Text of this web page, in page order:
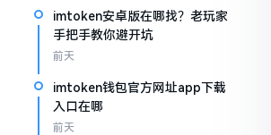
imtoken安卓版在哪找？老玩家
手把手教你避开坑
前天
imtoken钱包官方网址app下载
入口在哪
前天